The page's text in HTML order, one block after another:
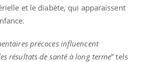
et le diabète, qui apparaissent
précoces influencent
résultats de santé à long terme” tels